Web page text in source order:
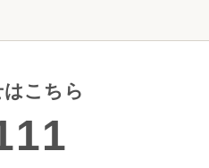
こちら